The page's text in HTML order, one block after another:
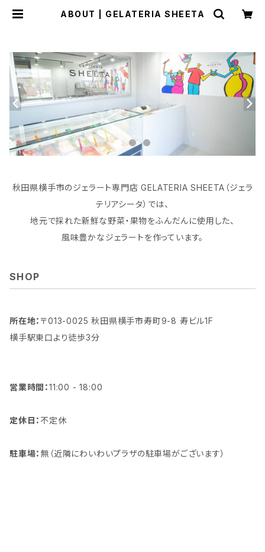
ABOUT | GELATERIA SHEETA
秋田県横手市のジェラート専門店 GELATERIA SHEETA（ジェラ
テリアシータ）では、
地元で採れた新鮮な野菜・果物をふんだんに使用した、
風味豊かなジェラートを作っています。
SHOP
所在地： 〒013-0025 秋田県横手市寿町9-8 寿ビル1F
横手駅東口より徒歩3分
営業時間：11:00 - 18:00
定休日： 不定休
駐車場： 無（近隣にわいわいプラザの駐車場がございます）